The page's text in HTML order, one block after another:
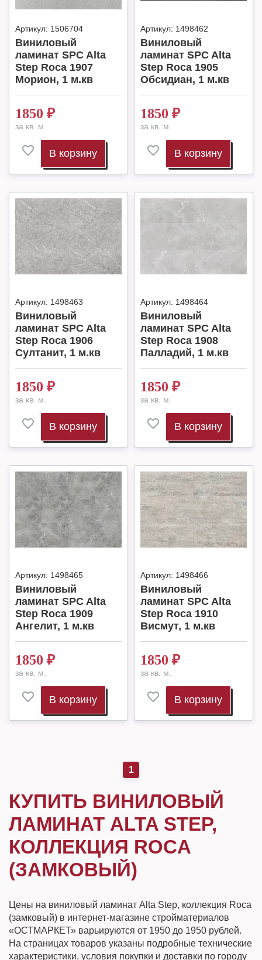
Артикул: 1506704
Виниловый
ламинат SPC Alta
Step Roca 1907
Морион, 1 м.кв
1850 ₽
за кв. м.
В корзину
Артикул: 1498462
Виниловый
ламинат SPC Alta
Step Roca 1905
Обсидиан, 1 м.кв
1850 ₽
за кв. м.
В корзину
Артикул: 1498463
Виниловый
ламинат SPC Alta
Step Roca 1906
Султанит, 1 м.кв
1850 ₽
за кв. м.
В корзину
Артикул: 1498464
Виниловый
ламинат SPC Alta
Step Roca 1908
Палладий, 1 м.кв
1850 ₽
за кв. м.
В корзину
Артикул: 1498465
Виниловый
ламинат SPC Alta
Step Roca 1909
Ангелит, 1 м.кв
1850 ₽
за кв. м.
В корзину
Артикул: 1498466
Виниловый
ламинат SPC Alta
Step Roca 1910
Висмут, 1 м.кв
1850 ₽
за кв. м.
В корзину
1
КУПИТЬ ВИНИЛОВЫЙ
ЛАМИНАТ ALTA STEP,
КОЛЛЕКЦИЯ ROCA
(ЗАМКОВЫЙ)
Цены на виниловый ламинат Alta Step, коллекция Roca
(замковый) в интернет-магазине стройматериалов
«ОСТМАРКЕТ» варьируются от 1950 до 1950 рублей.
На страницах товаров указаны подробные технические
характеристики, условия покупки и доставки по городу